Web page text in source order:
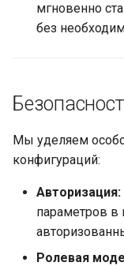
мгновенно
без
Мы уделяем
конфигураций:
Авторизация:
параметров в
Ролевая